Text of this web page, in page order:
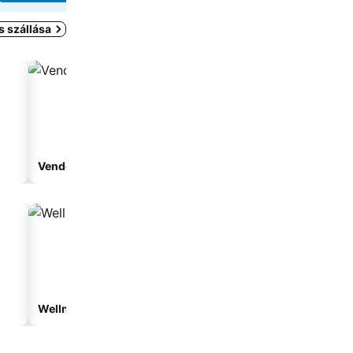
szállása
Vendégház
Wellnesshotelek